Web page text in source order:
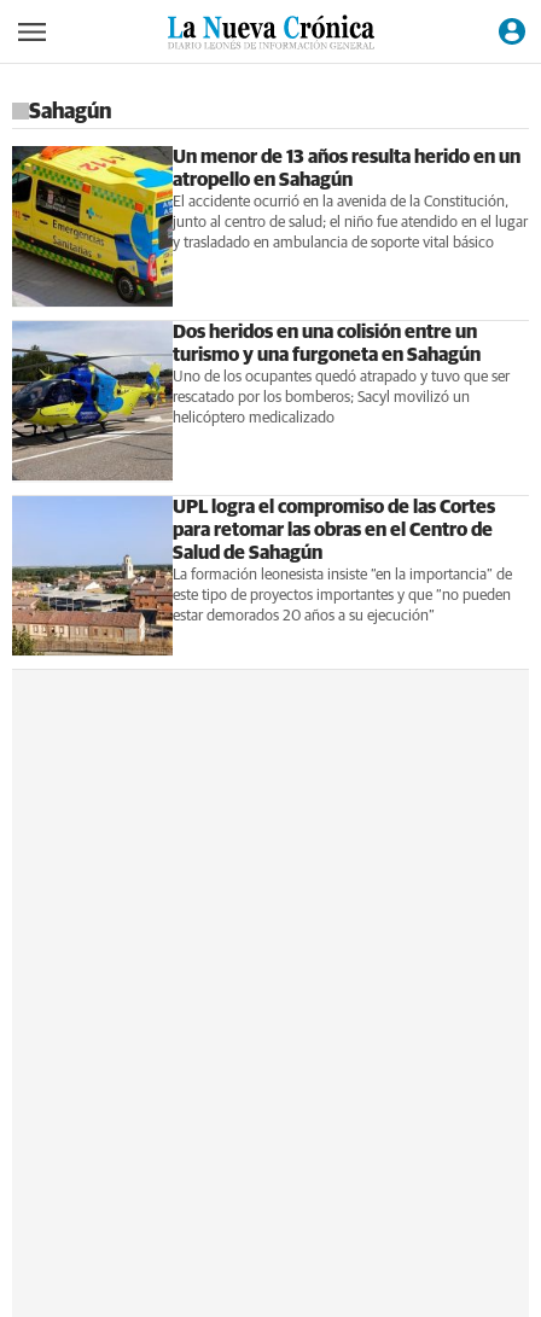
Sahagún
Un menor de 13 años resulta herido en un
atropello en Sahagún
El accidente ocurrió en la avenida de la Constitución,
junto al centro de salud; el niño fue atendido en el lugar
y trasladado en ambulancia de soporte vital básico
Dos heridos en una colisión entre un
turismo y una furgoneta en Sahagún
Uno de los ocupantes quedó atrapado y tuvo que ser
rescatado por los bomberos; Sacyl movilizó un
helicóptero medicalizado
UPL logra el compromiso de las Cortes
para retomar las obras en el Centro de
Salud de Sahagún
La formación leonesista insiste “en la importancia” de
este tipo de proyectos importantes y que “no pueden
estar demorados 20 años a su ejecución”